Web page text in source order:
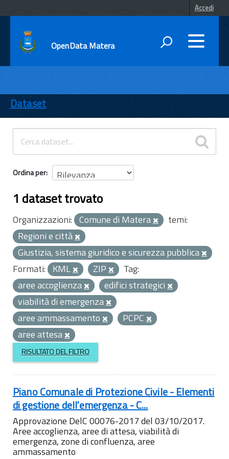
Accedi
OpenData Matera
ENTI
TEMI
INFORMAZIONI
Dataset
Ordina per
1 dataset trovato
Organizzazioni: Comune di Matera
temi:
Regioni e città
Giustizia, sistema giuridico e sicurezza pubblica
Formati: KML ZIP
Tag:
aree accoglienza
edifici strategici
viabilità di emergenza
aree ammassamento
PCPC
aree attesa
RISULTATO DEL FILTRO
Piano Comunale di Protezione Civile - Elementi
di gestione dell'emergenza - C...
Approvazione DelC 00076-2017 del 03/10/2017.
Aree accoglienza, aree di attesa, viabilità di
emergenza, zone di confluenza, aree
ammassamento